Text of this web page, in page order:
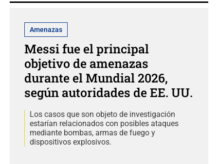
Amenazas
Messi fue el principal
objetivo de amenazas
durante el Mundial 2026,
según autoridades de EE. UU.
Los casos que son objeto de investigación
estarían relacionados con posibles ataques
mediante bombas, armas de fuego y
dispositivos explosivos.